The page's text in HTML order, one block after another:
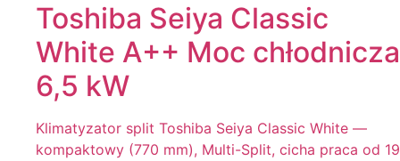
Toshiba Seiya Classic
White A++ Moc chłodnicza
6,5 kW
Klimatyzator split Toshiba Seiya Classic White —
kompaktowy (770 mm), Multi-Split, cicha praca od 19